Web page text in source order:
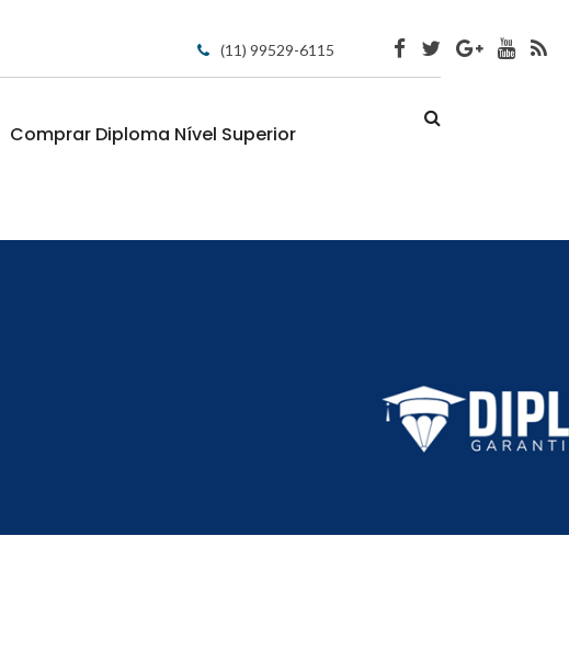
(11) 99529-6115
Comprar Diploma Nível Superior